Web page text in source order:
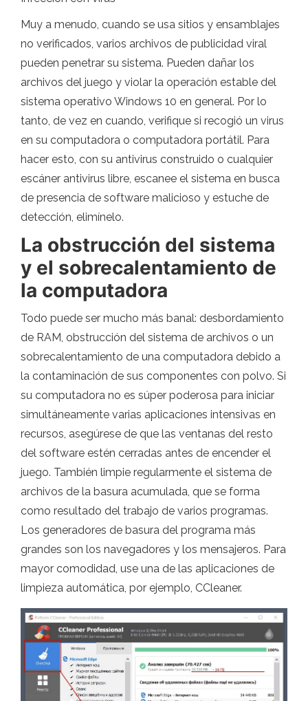
Muy a menudo, cuando se usa sitios y ensamblajes
no verificados, varios archivos de publicidad viral
pueden penetrar su sistema. Pueden dañar los
archivos del juego y violar la operación estable del
sistema operativo Windows 10 en general. Por lo
tanto, de vez en cuando, verifique si recogió un virus
en su computadora o computadora portátil. Para
hacer esto, con su antivirus construido o cualquier
escáner antivirus libre, escanee el sistema en busca
de presencia de software malicioso y estuche de
detección, elimínelo.
La obstrucción del sistema
y el sobrecalentamiento de
la computadora
Todo puede ser mucho más banal: desbordamiento
de RAM, obstrucción del sistema de archivos o un
sobrecalentamiento de una computadora debido a
la contaminación de sus componentes con polvo. Si
su computadora no es súper poderosa para iniciar
simultáneamente varias aplicaciones intensivas en
recursos, asegúrese de que las ventanas del resto
del software estén cerradas antes de encender el
juego. También limpie regularmente el sistema de
archivos de la basura acumulada, que se forma
como resultado del trabajo de varios programas.
Los generadores de basura del programa más
grandes son los navegadores y los mensajeros. Para
mayor comodidad, use una de las aplicaciones de
limpieza automática, por ejemplo, CCleaner.